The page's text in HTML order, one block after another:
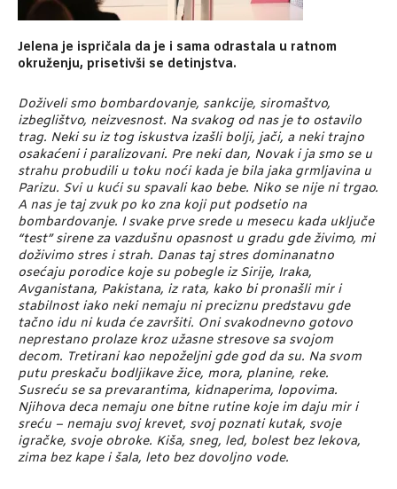
Jelena je ispričala da je i sama odrastala u ratnom
okruženju, prisetivši se detinjstva.
Doživeli smo bombardovanje, sankcije, siromaštvo,
izbeglištvo, neizvesnost. Na svakog od nas je to ostavilo
trag. Neki su iz tog iskustva izašli bolji, jači, a neki trajno
osakaćeni i paralizovani. Pre neki dan, Novak i ja smo se u
strahu probudili u toku noći kada je bila jaka grmljavina u
Parizu. Svi u kući su spavali kao bebe. Niko se nije ni trgao.
A nas je taj zvuk po ko zna koji put podsetio na
bombardovanje. I svake prve srede u mesecu kada uključe
“test” sirene za vazdušnu opasnost u gradu gde živimo, mi
doživimo stres i strah. Danas taj stres dominanatno
osećaju porodice koje su pobegle iz Sirije, Iraka,
Avganistana, Pakistana, iz rata, kako bi pronašli mir i
stabilnost iako neki nemaju ni preciznu predstavu gde
tačno idu ni kuda će završiti. Oni svakodnevno gotovo
neprestano prolaze kroz užasne stresove sa svojom
decom. Tretirani kao nepoželjni gde god da su. Na svom
putu preskaču bodljikave žice, mora, planine, reke.
Susreću se sa prevarantima, kidnaperima, lopovima.
Njihova deca nemaju one bitne rutine koje im daju mir i
sreću – nemaju svoj krevet, svoj poznati kutak, svoje
igračke, svoje obroke. Kiša, sneg, led, bolest bez lekova,
zima bez kape i šala, leto bez dovoljno vode.